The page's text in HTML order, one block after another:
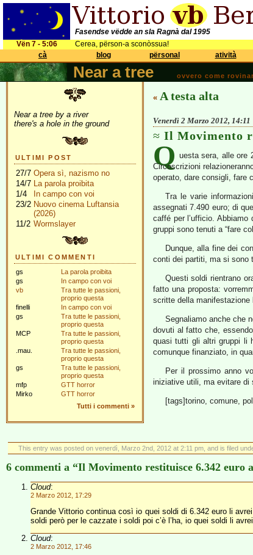
Fasendse vëdde an sla Ragnà dal 1995
Vën 7 - 5:06
Cerea, përson-a sconòssua!
cà
blog përsonal atività
Near a tree ovvero come
Near a tree by a river
there's a hole in the ground
ULTIMI POST
27/7 Opera sì, nazismo no
14/7 La parola proibita
1/4
In campo con voi
23/2 Nuovo cinema Luftansia
(2026)
11/2 Wormslayer
ULTIMI COMMENTI
gs
La parola proibita
gs
In campo con voi
vb
Tra tutte le passioni,
proprio questa
finelli
In campo con voi
gs
Tra tutte le passioni,
proprio questa
MCP
Tra tutte le passioni,
proprio questa
.mau.
Tra tutte le passioni,
proprio questa
gs
Tra tutte le passioni,
proprio questa
mfp
GTT horror
Mirko
GTT horror
Tutti i commenti »
« A testa alta
Venerdì 2 Marzo 2012, 14:11
Il Movimento
Q uesta sera, alle ore
Circoscrizioni
operato, dare consigli, fare
Tra le varie
assegnati 7.490 euro; di
caffé per l’ufficio.
gruppi sono tenuti a “fare
Dunque, alla fine dei
conti dei partiti, ma si sono
Questi soldi rientrano
fatto una proposta:
scritte della manifestazione
Segnaliamo anche che
dovuti al fatto che,
quasi tutti gli altri gruppi li
comunque finanziato, in
Per il prossimo anno
iniziative utili, ma evitare di
[tags]torino, comune,
This entry was posted on venerdì, Marzo 2nd, 2012 at 2:11 pm, and is filed
6 commenti a “Il Movimento restituisce 6.342 euro
Cloud:
2 Marzo 2012, 17:29
Grande Vittorio continua così io quei soldi di 6.342 euro li
soldi però per le cazzate i soldi poi c’è l’ha, io quei soldi li
Cloud:
2 Marzo 2012, 17:46